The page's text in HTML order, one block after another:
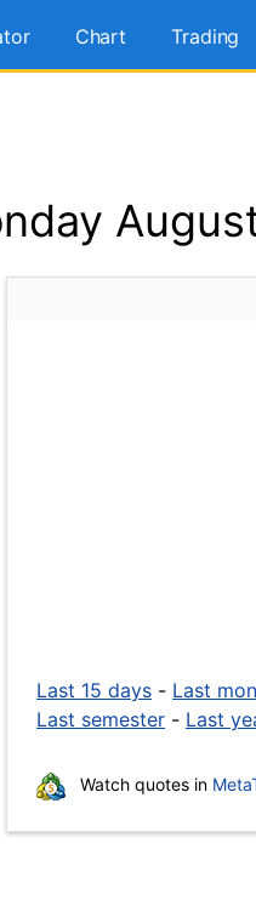
Chart Trading
Last 15 days - Last
Last semester - Last
Watch quotes in